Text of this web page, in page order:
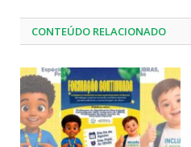
CONTEÚDO RELACIONADO